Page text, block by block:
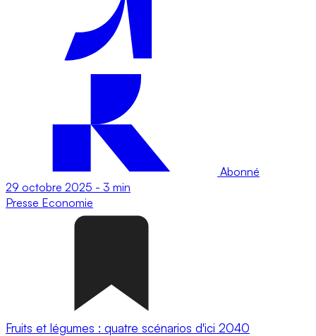
Abonné
29 octobre 2025 - 3 min
Presse Economie
Fruits et légumes : quatre scénarios d'ici 2040